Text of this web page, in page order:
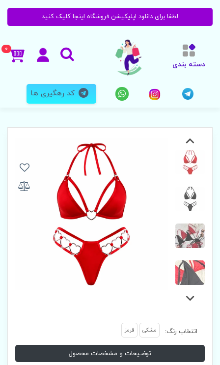
لطفا برای دانلود اپلیکیشن فروشگاه اینجا کلیک کنید
دسته بندی
0
کد رهگیری ها
انتخاب رنگ: مشکی قرمز
توضیحات و مشخصات محصول